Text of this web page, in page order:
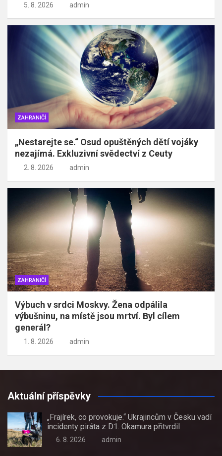
5. 8. 2026 admin
ZAHRANIČÍ
„Nestarejte se.“ Osud opuštěných dětí vojáky
nezajímá. Exkluzivní svědectví z Ceuty
2. 8. 2026 admin
ZAHRANIČÍ
Výbuch v srdci Moskvy. Žena odpálila
výbušninu, na místě jsou mrtví. Byl cílem
generál?
1. 8. 2026 admin
Aktuální příspěvky
„Frajírek, co provokuje.“ Ukrajincům v Česku vadí
incidenty piráta z D1. Okamura přitvrdil
6. 8. 2026 admin